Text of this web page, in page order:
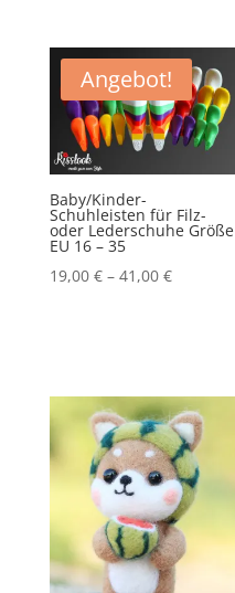
Angebot!
Baby/Kinder-
Schuhleisten für Filz-
oder Lederschuhe Größe
EU 16 – 35
19,00 €– 41,00 €